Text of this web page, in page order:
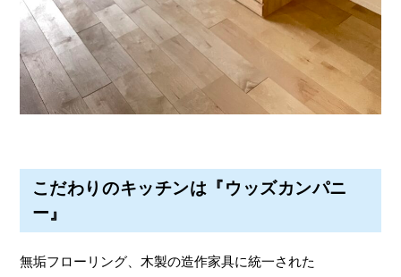
こだわりのキッチンは『ウッズカンパニ
ー』
無垢フローリング、木製の造作家具に統一された